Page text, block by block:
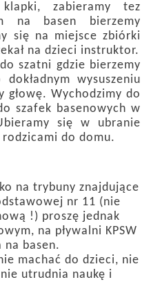
zabieramy tez
na basen bierzemy
się na miejsce zbiórki
na dzieci instruktor.
szatni gdzie bierzemy
wysuszeniu
głowę. Wychodzimy do
szafek basenowych w
się w ubranie
do domu.
na trybuny znajdujące
nr 11 (nie
!) proszę jednak
na pływalni KPSW
na basen.
machać do dzieci, nie
utrudnia naukę i